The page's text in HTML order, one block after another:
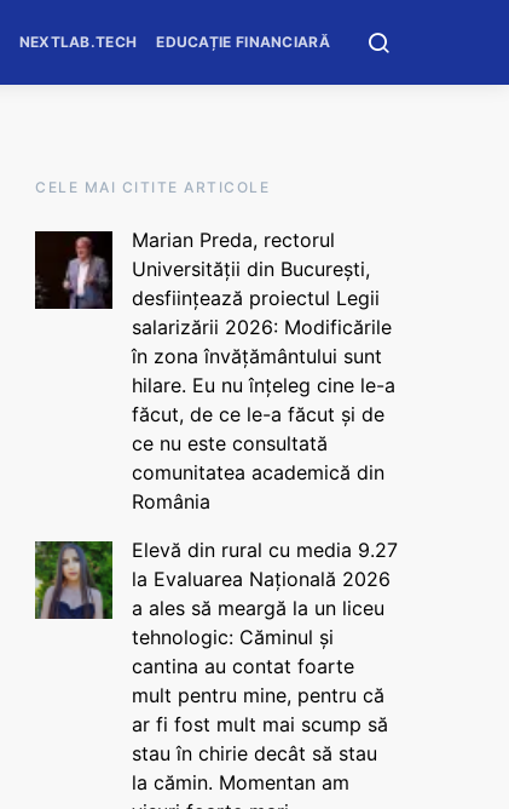
NEXTLAB.TECH EDUCAȚIE FINANCIARĂ
CELE MAI CITITE ARTICOLE
Marian Preda, rectorul
Universității din București,
desființează proiectul Legii
salarizării 2026: Modificările
în zona învățământului sunt
hilare. Eu nu înțeleg cine le-a
făcut, de ce le-a făcut și de
ce nu este consultată
comunitatea academică din
România
Elevă din rural cu media 9.27
la Evaluarea Națională 2026
a ales să meargă la un liceu
tehnologic: Căminul și
cantina au contat foarte
mult pentru mine, pentru că
ar fi fost mult mai scump să
stau în chirie decât să stau
la cămin. Momentan am